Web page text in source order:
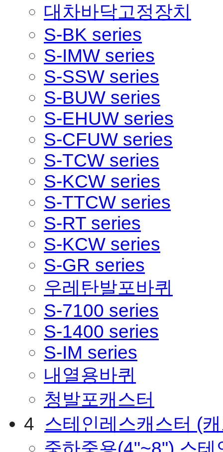
대차바닥고정장치
S-BK series
S-IMW series
S-SSW series
S-BUW series
S-EHUW series
S-CFUW series
S-TCW series
S-KCW series
S-TTCW series
S-RT series
S-KCW series
S-GR series
우레탄발포바퀴
S-7100 series
S-1400 series
S-IM series
내열용바퀴
청발포캐스터
4 스테인레스캐스터 (